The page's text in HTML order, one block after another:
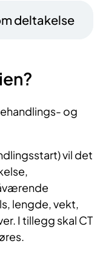
deltakelse
og
vil det
lengde, vekt,
I tillegg skal CT